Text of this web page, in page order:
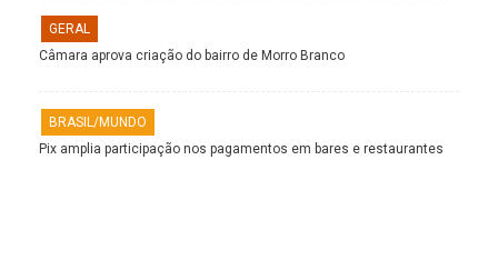
GERAL
Câmara aprova criação do bairro de Morro Branco
BRASIL/MUNDO
Pix amplia participação nos pagamentos em bares e restaurantes